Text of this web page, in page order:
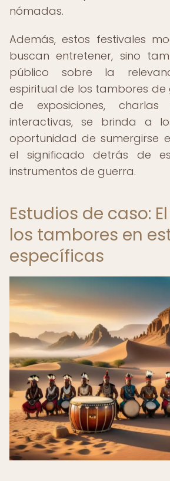
nómadas.
Además, estos festivales
buscan entretener, sino
público sobre la
espiritual de los tambores de
de exposiciones,
interactivas, se brinda a
oportunidad de sumergirse
el significado detrás de
instrumentos de guerra.
Estudios de caso:
los tambores en
específicas